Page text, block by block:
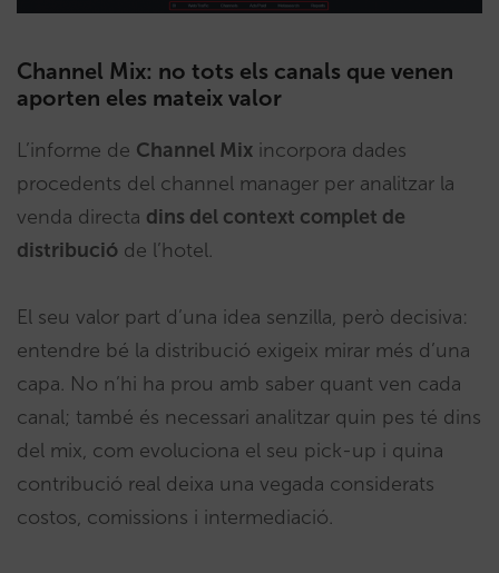
Channel Mix: no tots els canals que venen
aporten eles mateix valor
L’informe de Channel Mix incorpora dades
procedents del channel manager per analitzar la
venda directa dins del context complet de
distribució de l’hotel.
El seu valor part d’una idea senzilla, però decisiva:
entendre bé la distribució exigeix mirar més d’una
capa. No n’hi ha prou amb saber quant ven cada
canal; també és necessari analitzar quin pes té dins
del mix, com evoluciona el seu pick-up i quina
contribució real deixa una vegada considerats
costos, comissions i intermediació.